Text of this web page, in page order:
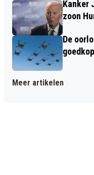
Kanker
zoon
De
Meer artikelen